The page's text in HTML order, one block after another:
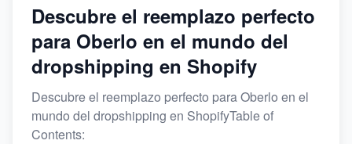
Descubre el reemplazo perfecto
para Oberlo en el mundo del
dropshipping en Shopify
Descubre el reemplazo perfecto para Oberlo en el
mundo del dropshipping en ShopifyTable of
Contents: